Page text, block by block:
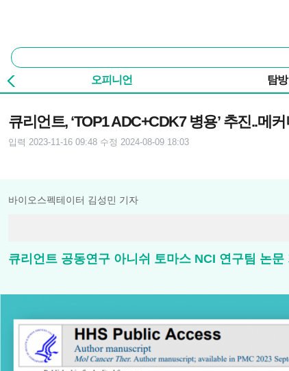
통
합
검
색
오피니언 탐방
큐리언트, ‘TOP1 ADC+CDK7 병용’ 추진..메
입력 2023-11-16 09:48 수정 2024-08-09 18:03
바이오스펙테이터 김성민 기자
큐리언트 공동연구 아니쉬 토마스 NCI 연구팀 논